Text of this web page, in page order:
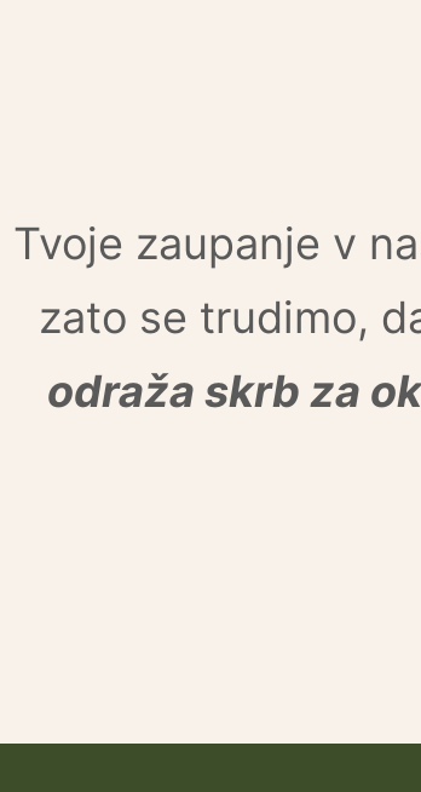
Tvoje zaupanje v
zato se trudimo,
odraža skrb za